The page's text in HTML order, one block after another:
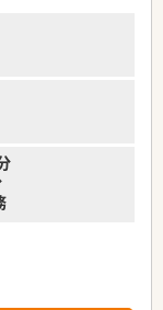
ます。
膏ねり機・PTP除包
に導入していま
プライベートの予
処方箋枚数が1日